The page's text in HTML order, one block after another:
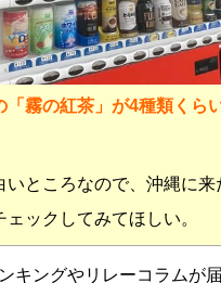
「霧の紅茶」が4種類くら
いところなので、沖縄に来
ェックしてみてほしい。
キングやリレーコラムが届